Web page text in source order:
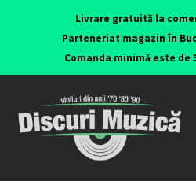
Livrare gratuită la
Parteneriat magazin în
Comanda minimă este de
Viniluri ediții originale anii 70-90